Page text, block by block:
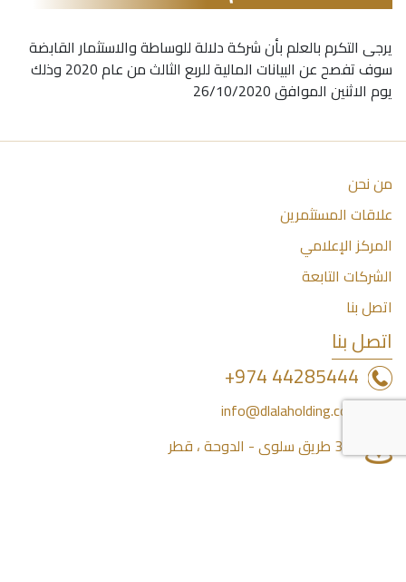
يرجى التكرم بالعلم بأن شركة دلالة للوساطة والاستثمار القابضة
سوف تفصح عن البيانات المالية للربع الثالث من عام 2020 وذلك
يوم الاثنين الموافق 26/10/2020
من نحن
علاقات المستثمرين
المركز الإعلامي
الشركات التابعة
اتصل بنا
اتصل بنا